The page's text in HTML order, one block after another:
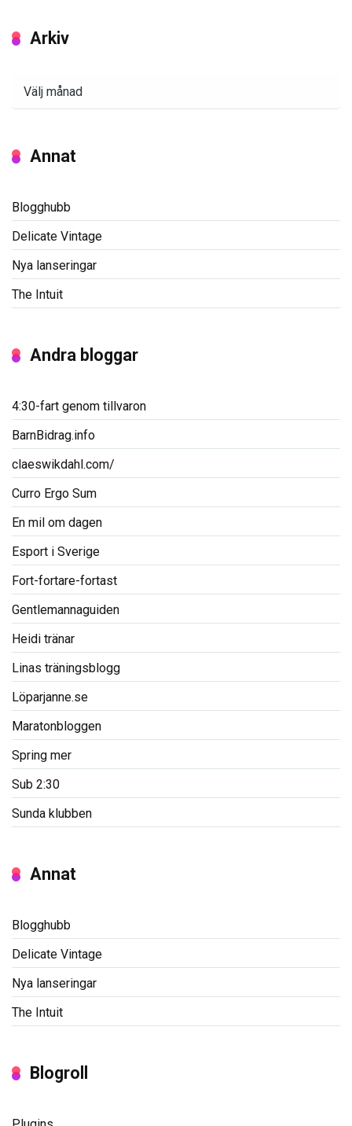
Arkiv
Annat
Blogghubb
Delicate Vintage
Nya lanseringar
The Intuit
Andra bloggar
4:30-fart genom tillvaron
BarnBidrag.info
claeswikdahl.com/
Curro Ergo Sum
En mil om dagen
Esport i Sverige
Fort-fortare-fortast
Gentlemannaguiden
Heidi tränar
Linas träningsblogg
Löparjanne.se
Maratonbloggen
Spring mer
Sub 2:30
Sunda klubben
Annat
Blogghubb
Delicate Vintage
Nya lanseringar
The Intuit
Blogroll